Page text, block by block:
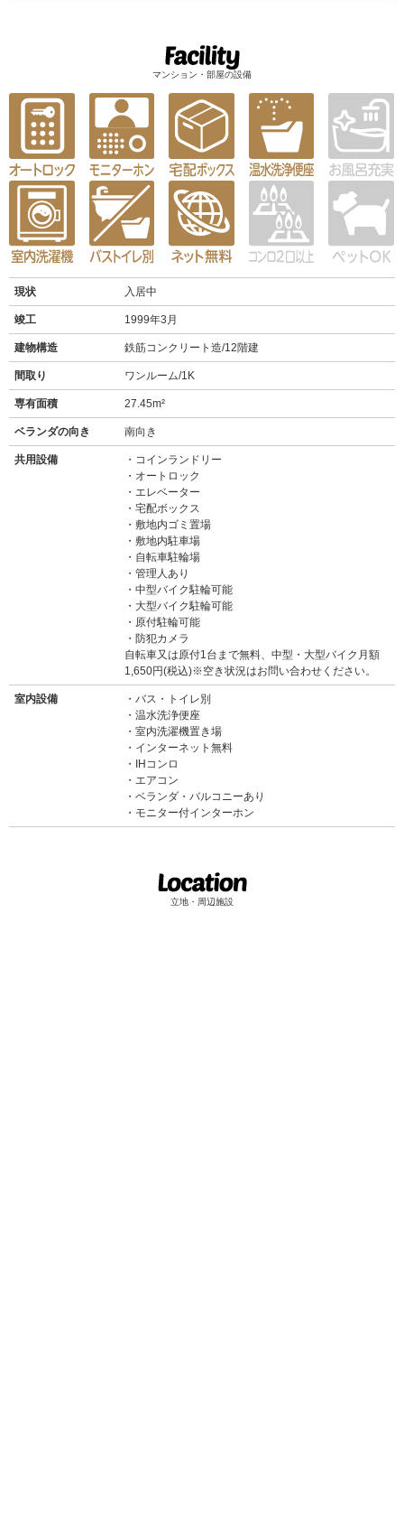
マンション・部屋の設備
現状 入居中
竣工 1999年3月
建物構造 鉄筋コンクリート造/12階建
間取り ワンルーム/1K
専有面積 27.45m²
ベランダの向き 南向き
共用設備
コインランドリー
オートロック
エレベーター
宅配ボックス
敷地内ゴミ置場
敷地内駐車場
自転車駐輪場
管理人あり
中型バイク駐輪可能
大型バイク駐輪可能
原付駐輪可能
防犯カメラ
自転車又は原付1台まで無料、中型・大型バイク月額
1,650円(税込)※空き状況はお問い合わせください。
室内設備
バス・トイレ別
温水洗浄便座
室内洗濯機置き場
インターネット無料
IHコンロ
エアコン
ベランダ・バルコニーあり
モニター付インターホン
立地・周辺施設